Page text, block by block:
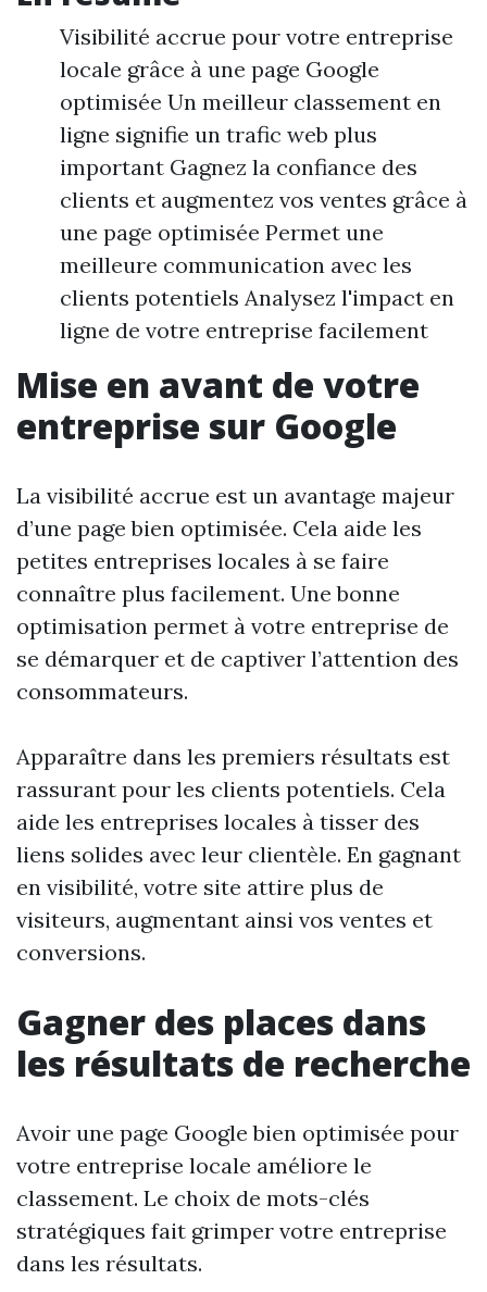
Visibilité accrue pour votre entreprise
locale grâce à une page Google
optimisée Un meilleur classement en
ligne signifie un trafic web plus
important Gagnez la confiance des
clients et augmentez vos ventes grâce à
une page optimisée Permet une
meilleure communication avec les
clients potentiels Analysez l'impact en
ligne de votre entreprise facilement
Mise en avant de votre
entreprise sur Google
La visibilité accrue est un avantage majeur
d’une page bien optimisée. Cela aide les
petites entreprises locales à se faire
connaître plus facilement. Une bonne
optimisation permet à votre entreprise de
se démarquer et de captiver l’attention des
consommateurs.
Apparaître dans les premiers résultats est
rassurant pour les clients potentiels. Cela
aide les entreprises locales à tisser des
liens solides avec leur clientèle. En gagnant
en visibilité, votre site attire plus de
visiteurs, augmentant ainsi vos ventes et
conversions.
Gagner des places dans
les résultats de recherche
Avoir une page Google bien optimisée pour
votre entreprise locale améliore le
classement. Le choix de mots-clés
stratégiques fait grimper votre entreprise
dans les résultats.